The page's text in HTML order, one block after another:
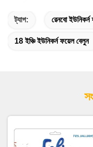
ট্যাগ: রেনবো
18 ইঞ্চি ইউনিকর্ন ফয়েল বেলুন